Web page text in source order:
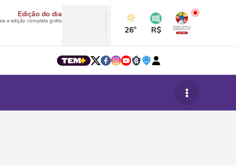
Edição do dia
a edição completa grátis
26° R$